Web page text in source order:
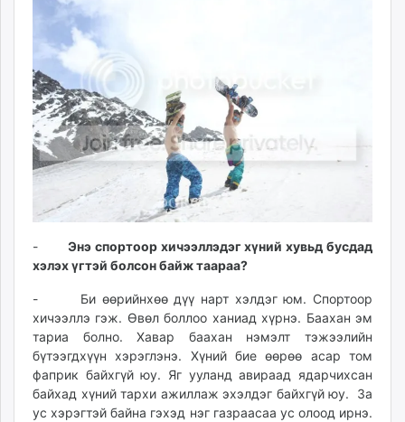
- Энэ спортоор хичээллэдэг хүний хувьд бусдад
хэлэх үгтэй болсон байж таараа?
- Би өөрийнхөө дүү нарт хэлдэг юм. Спортоор
хичээллэ гэж. Өвөл боллоо ханиад хүрнэ. Баахан эм
тариа болно. Хавар баахан нэмэлт тэжээлийн
бүтээгдхүүн хэрэглэнэ. Хүний бие өөрөө асар том
фаприк байхгүй юу. Яг ууланд авираад ядарчихсан
байхад хүний тархи ажиллаж эхэлдэг байхгүй юу. За
ус хэрэгтэй байна гэхэд нэг газраасаа ус олоод ирнэ.